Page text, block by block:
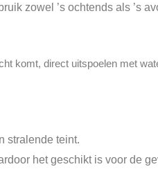
zowel ’s ochtends als ’s
komt, direct uitspoelen met
stralende teint.
het geschikt is voor de